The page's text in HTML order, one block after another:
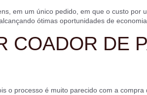
em um único pedido, em que o custo por
ótimas oportunidades de economia.
COADOR DE
o processo é muito parecido com a